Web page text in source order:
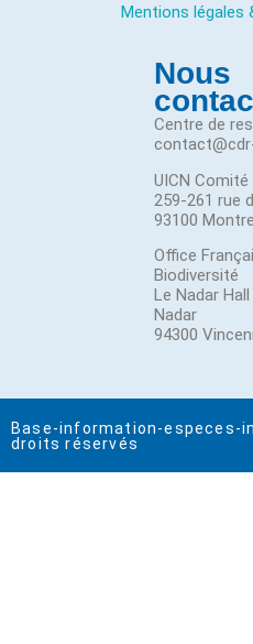
Mentions légales
Nous
Centre de
UICN
259-261 rue
93100
Office
Biodiversité
Le Nadar
Nadar
94300
Base-information-especes-
droits réservés